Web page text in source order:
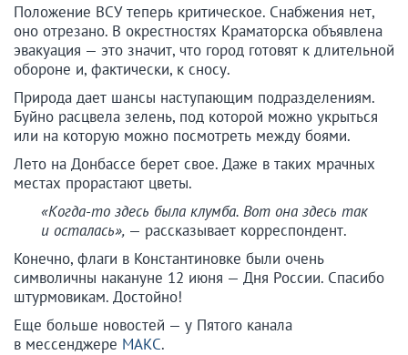
Положение ВСУ теперь критическое. Снабжения нет,
оно отрезано. В окрестностях Краматорска объявлена
эвакуация — это значит, что город готовят к длительной
обороне и, фактически, к сносу.
Природа дает шансы наступающим подразделениям.
Буйно расцвела зелень, под которой можно укрыться
или на которую можно посмотреть между боями.
Лето на Донбассе берет свое. Даже в таких мрачных
местах прорастают цветы.
«Когда-то здесь была клумба. Вот она здесь так
и осталась», — рассказывает корреспондент.
Конечно, флаги в Константиновке были очень
символичны накануне 12 июня — Дня России. Спасибо
штурмовикам. Достойно!
Еще больше новостей — у Пятого канала
в мессенджере МАКС.